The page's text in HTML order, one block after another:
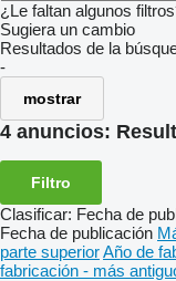
¿Le faltan algunos
Sugiera un cambio
Resultados de la
-
mostrar
4 anuncios:
Filtro
Clasificar: Fecha de
Fecha de publicación
parte superiorAño de
fabricación - más